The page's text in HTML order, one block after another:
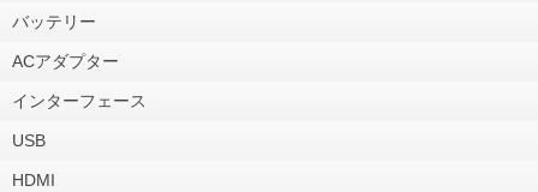
バッテリー
ACアダプター
インターフェース
USB
HDMI